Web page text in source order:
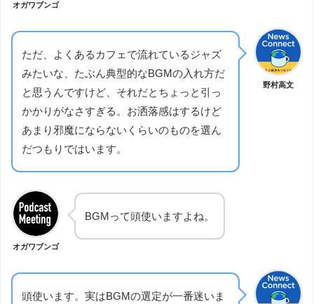
オガワブンゴ
野村高文
ただ、よくあるカフェで流れているジャズ
みたいな、たぶん典型的なBGMの入れ方だ
と思うんですけど、それだとちょっと引っ
かかりがなさすぎる。お洒落感はするけど
あまり邪魔にならないくらいのものを選ん
だつもりではいます。
オガワブンゴ
BGMって頭使いますよね。
頭使います。実はBGMの選定が一番迷いま